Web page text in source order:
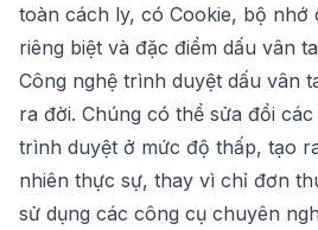
toàn cách ly, có Cookie, bộ nhớ
riêng biệt và đặc điểm dấu vân
Công nghệ trình duyệt dấu vân
ra đời. Chúng có thể sửa đổi
trình duyệt ở mức độ thấp, tạo
nhiên thực sự, thay vì chỉ đơn
sử dụng các công cụ chuyên